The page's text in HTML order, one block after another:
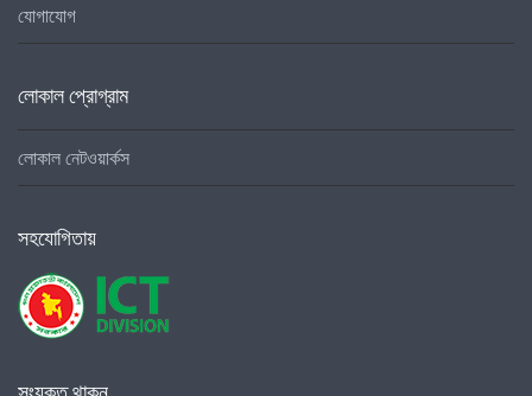
যোগাযোগ
লোকাল প্রোগ্রাম
লোকাল নেটওয়ার্কস
সহযোগিতায়